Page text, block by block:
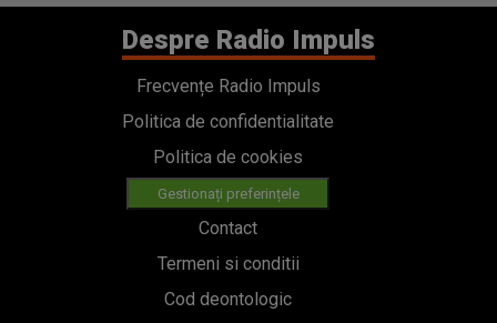
Despre Radio Impuls
Frecvențe Radio Impuls
Politica de confidentialitate
Politica de cookies
Gestionați preferințele
Contact
Termeni si conditii
Cod deontologic